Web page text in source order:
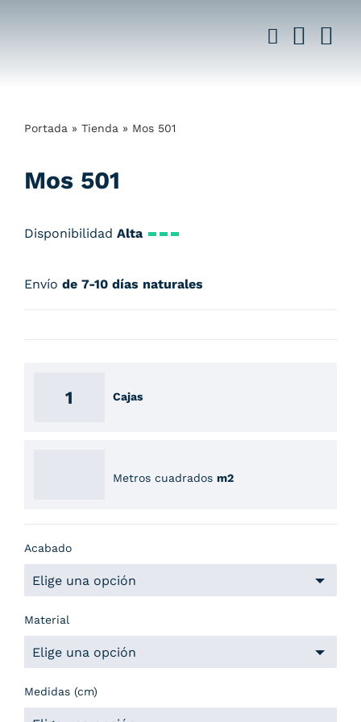
Portada » Tienda » Mos 501
Mos 501
Disponibilidad Alta
Envío de 7-10 días naturales
Cajas
Metros cuadrados m2
Acabado
Material
Medidas (cm)